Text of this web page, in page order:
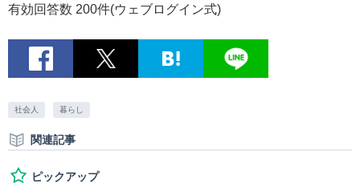
有効回答数 200件(ウェブログイン式)
社会人 暮らし
関連記事
ピックアップ